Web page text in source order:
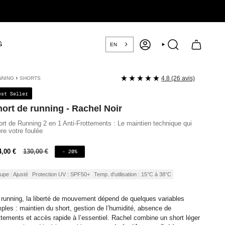
EN COMPTE RECHERCHE
› SHORTS
Seller
de running - Rachel Noir
de Running 2 en 1 Anti-Frottements : Le maintien technique qui
votre foulée
4.8 (26 avis)
€
Prix
130,00 € - 20%
: Ajusté Protection UV : SPF50+ Temp. d'utilisation : 15°C à 38°C
running, la liberté de mouvement dépend de quelques variables
: maintien du short, gestion de l’humidité, absence de
et accès rapide à l’essentiel. Rachel combine un short léger